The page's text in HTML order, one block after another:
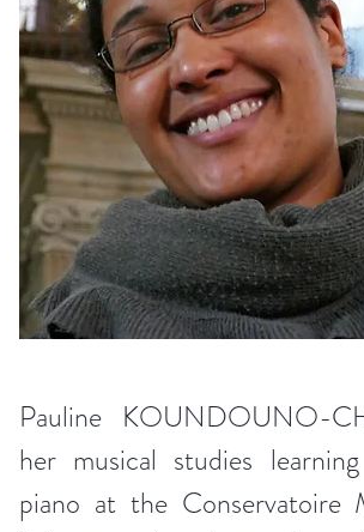
Pauline KOUNDOUNO-
her musical studies
piano at the Conservatoire